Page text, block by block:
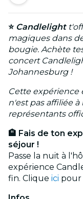
⭐ Candlelight
magiques dans
bougie. Achète
concert
Johannesburg !
Cette expérience
n'est pas affiliée à
représentants
🏨 Fais de ton
séjour !
Passe la nuit à
expérience
fin. Clique ici pour